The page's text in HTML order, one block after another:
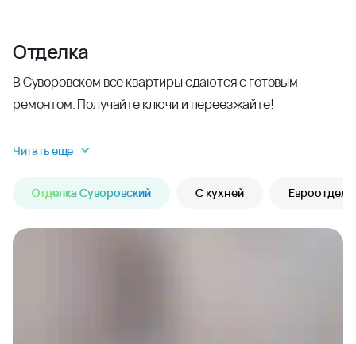
Отделка
В Суворовском все квартиры сдаются с готовым
ремонтом. Получайте ключи и переезжайте!
Читать еще
Отделка Суворовский С кухней